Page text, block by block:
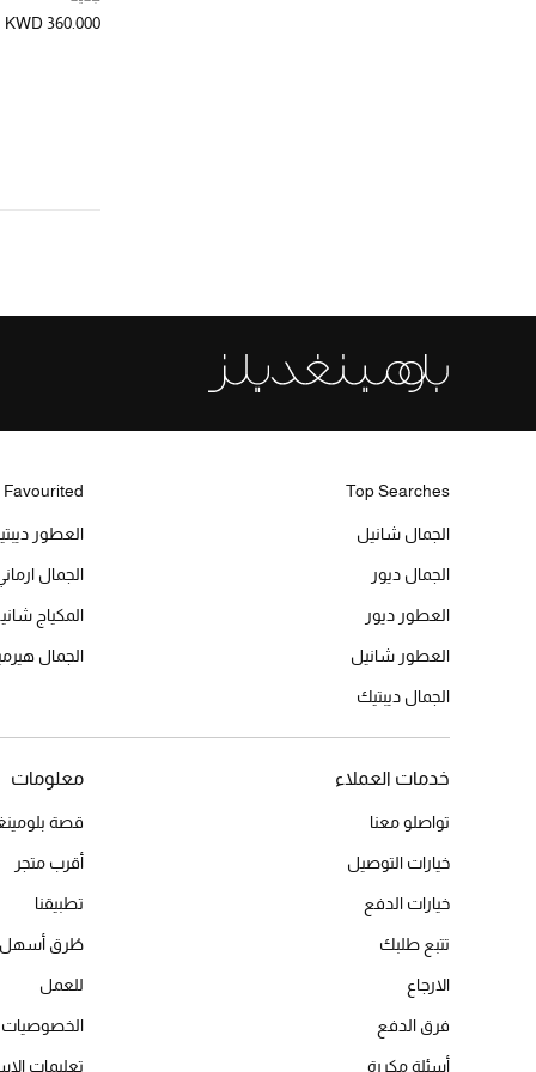
KWD 360.000
Top Searches
الجمال شانيل
الجمال ديور
العطور ديور
العطور شانيل
الجمال ديبتيك
Favourited
العطور
الجمال
المكياج
الجمال
خدمات العملاء
تواصلو معنا
خيارات التوصيل
خيارات الدفع
تتبع طلبك
الارجاع
فرق الدفع
أسئلة مكررة
معلومات
قصة
أقرب متجر
تطبيقنا
طُرق أسهل
للعمل
الخصوصيات
تعليمات